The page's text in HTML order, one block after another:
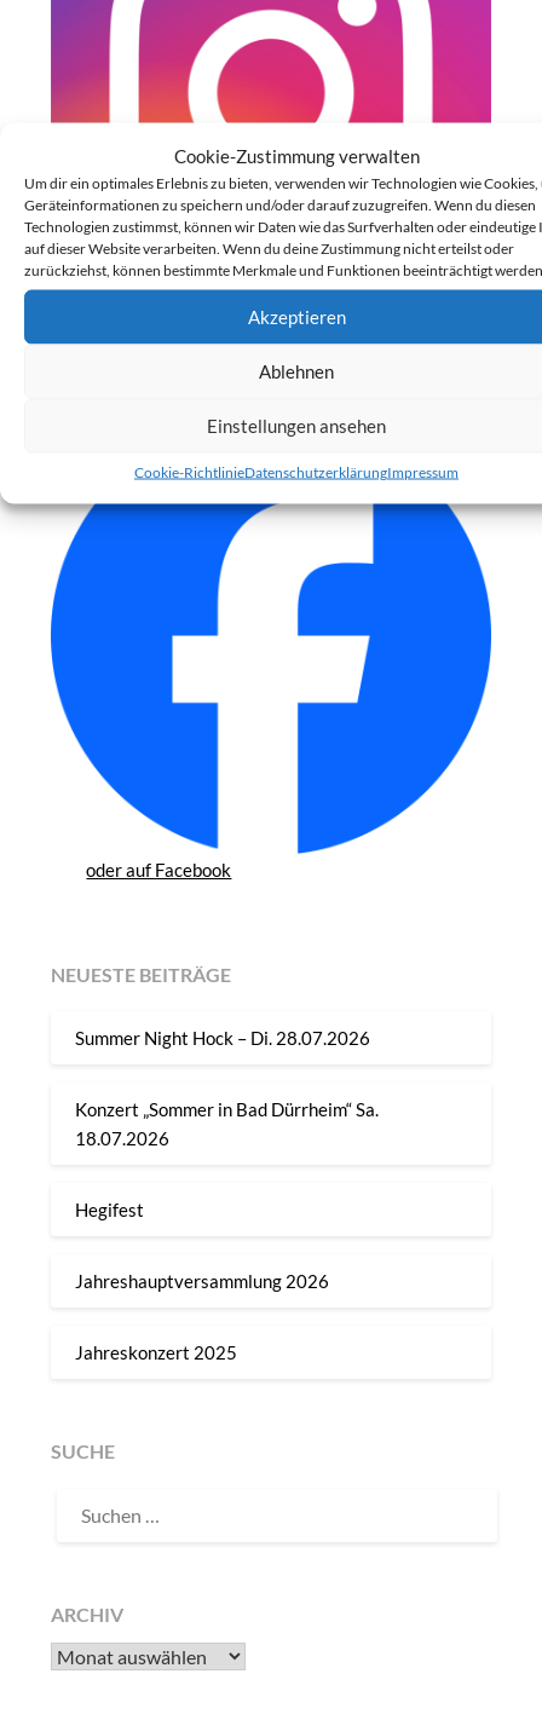
Cookie-Zustimmung verwalten
Um dir ein optimales Erlebnis zu bieten, verwenden wir Technologien wie Cookies,
Geräteinformationen zu speichern und/oder darauf zuzugreifen. Wenn du diesen
Technologien zustimmst, können wir Daten wie das Surfverhalten oder eindeutige
auf dieser Website verarbeiten. Wenn du deine Zustimmung nicht erteilst oder
zurückziehst, können bestimmte Merkmale und Funktionen beeinträchtigt
Akzeptieren
Ablehnen
Einstellungen ansehen
Cookie-RichtlinieDatenschutzerklärungImpressum
Folge uns auf Instagram
oder auf Facebook
NEUESTE BEITRÄGE
Summer Night Hock – Di. 28.07.2026
Konzert „Sommer in Bad Dürrheim“ Sa.
18.07.2026
Hegifest
Jahreshauptversammlung 2026
Jahreskonzert 2025
SUCHE
NACH:
ARCHIV
Archiv